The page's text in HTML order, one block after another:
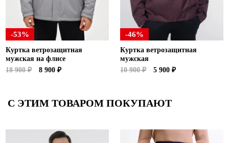
-53%
Куртка ветрозащитная
мужская на флисе
18 900 ₽
8 900 ₽
-46%
Куртка ветрозащитная
мужская
10 900 ₽
5 900 ₽
С ЭТИМ ТОВАРОМ ПОКУПАЮТ